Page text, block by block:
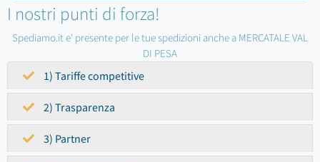
I nostri punti di forza!
Spediamo.it e' presente per le tue spedizioni anche a MERCATALE VAL
DI PESA
1) Tariffe competitive
2) Trasparenza
3) Partner